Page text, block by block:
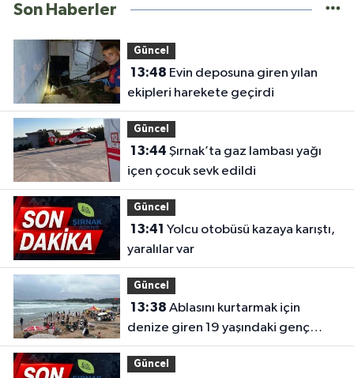
Son Haberler
Güncel
13:48
ekipleri harekete geçirdi
Güncel
13:44
içen çocuk sevk edildi
Güncel
13:41
yaralılar var
Güncel
13:38
denize giren 19 yaşındaki genç
hayatını kaybetti
Güncel